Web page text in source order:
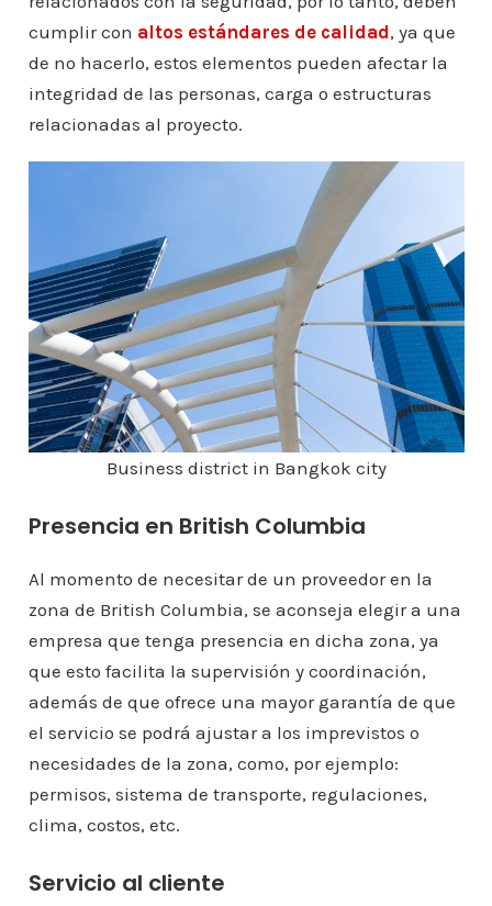
cumplir con altos estándares de calidad, ya que
de no hacerlo, estos elementos pueden afectar la
integridad de las personas, carga o estructuras
relacionadas al proyecto.
Business district in Bangkok city
Presencia en British Columbia
Al momento de necesitar de un proveedor en la
zona de British Columbia, se aconseja elegir a una
empresa que tenga presencia en dicha zona, ya
que esto facilita la supervisión y coordinación,
además de que ofrece una mayor garantía de que
el servicio se podrá ajustar a los imprevistos o
necesidades de la zona, como, por ejemplo:
permisos, sistema de transporte, regulaciones,
clima, costos, etc.
Servicio al cliente